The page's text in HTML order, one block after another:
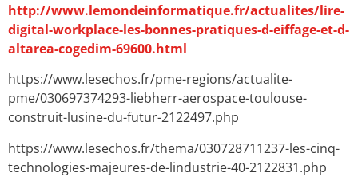
http://www.lemondeinformatique.fr/actualites/lire-
digital-workplace-les-bonnes-pratiques-d-eiffage-et-d-
altarea-cogedim-69600.html
https://www.lesechos.fr/pme-regions/actualite-
pme/030697374293-liebherr-aerospace-toulouse-
construit-lusine-du-futur-2122497.php
https://www.lesechos.fr/thema/030728711237-les-cinq-
technologies-majeures-de-lindustrie-40-2122831.php